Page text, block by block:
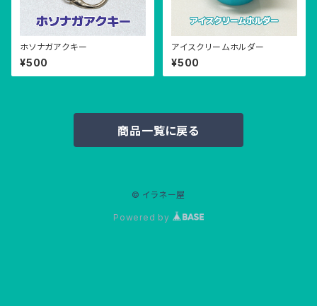
ホソナガアクキー
¥500
アイスクリームホルダー
¥500
商品一覧に戻る
© イラネー屋
Powered by